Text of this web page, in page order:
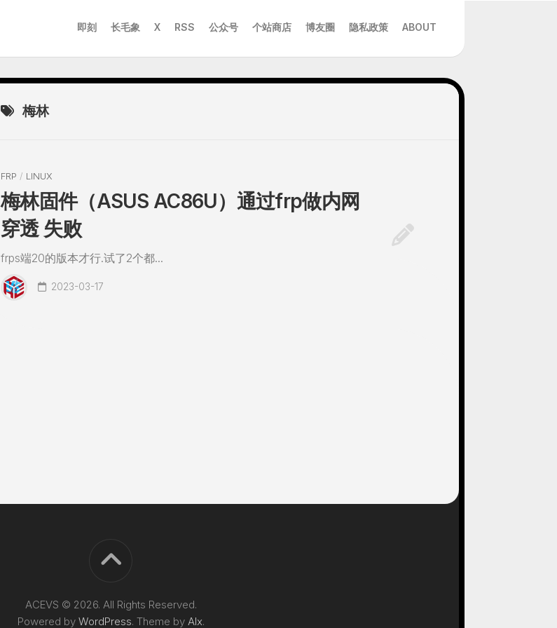
即刻 长毛象 X RSS 公众号 个站商店 博友圈 隐私政策 ABOUT
梅林
FRP / LINUX
梅林固件（ASUS AC86U）通过frp做内网
穿透 失败
frps端20的版本才行.试了2个都...
2023-03-17
ACEVS © 2026. All Rights Reserved.
Powered by WordPress. Theme by Alx.